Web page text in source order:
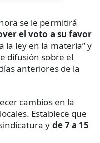
se le permitirá
el voto a su favor
la ley en la materia” y
difusión sobre el
anteriores de la
cambios en la
Establece que
yde 7 a 15